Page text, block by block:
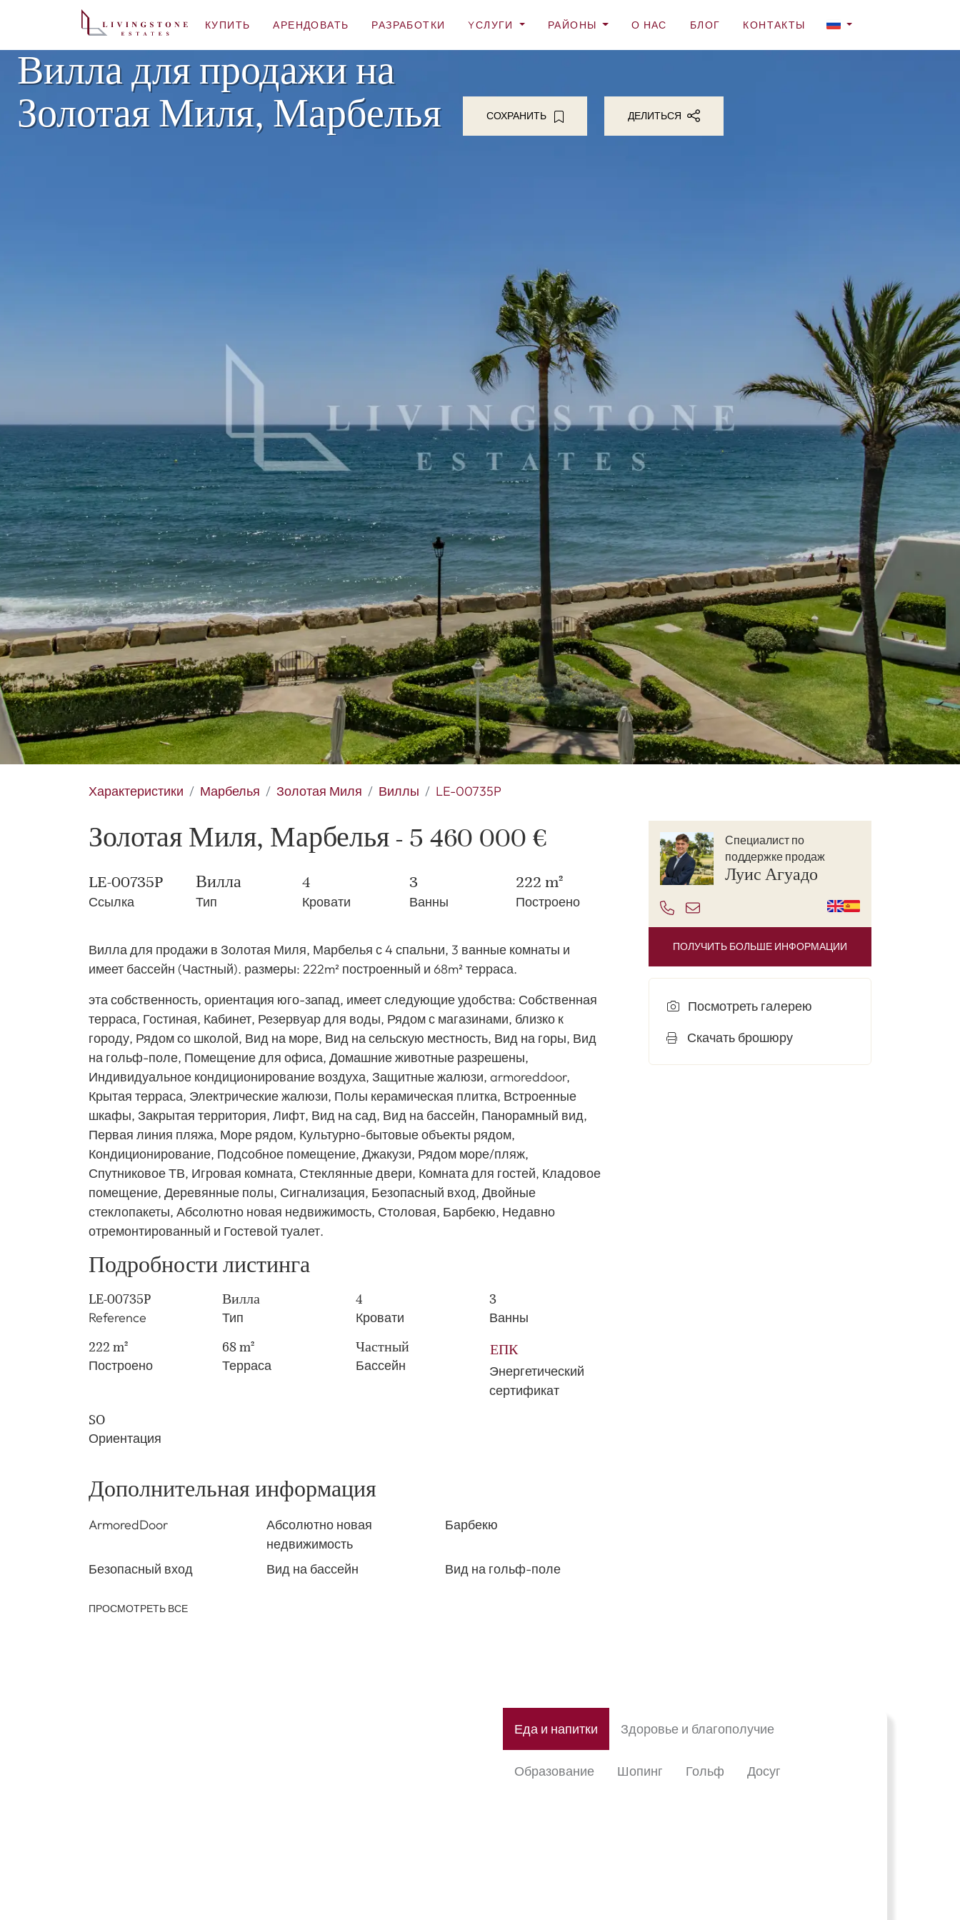
КУПИТЬ АРЕНДОВАТЬ РАЗРАБОТКИ YСЛУГИ РАЙОНЫ О НАС БЛОГ КОНТАКТЫ
Вилла для продажи на
Золотая Миля, Марбелья
СОХРАНИТЬ ДЕЛИТЬСЯ
Характеристики Марбелья Золотая Миля Виллы LE-00735P
Золотая Миля, Марбелья - 5 460 000 €
LE-00735P
Ссылка
Вилла
Тип
4
Кровати
3
Ванны
222 m²
Построено
Вилла для продажи в Золотая Миля, Марбелья с 4 спальни, 3 ванные комнаты и
имеет бассейн (Частный). размеры: 222m² построенный и 68m² терраса.
эта собственность, ориентация юго-запад, имеет следующие удобства: Собственная
терраса, Гостиная, Кабинет, Резервуар для воды, Рядом с магазинами, близко к
городу, Рядом со школой, Вид на море, Вид на сельскую местность, Вид на горы, Вид
на гольф-поле, Помещение для офиса, Домашние животные разрешены,
Индивидуальное кондиционирование воздуха, Защитные жалюзи, armoreddoor,
Крытая терраса, Электрические жалюзи, Полы керамическая плитка, Встроенные
шкафы, Закрытая территория, Лифт, Вид на сад, Вид на бассейн, Панорамный вид,
Первая линия пляжа, Море рядом, Культурно-бытовые объекты рядом,
Кондиционирование, Подсобное помещение, Джакузи, Рядом море/пляж,
Спутниковое ТВ, Игровая комната, Стеклянные двери, Комната для гостей, Кладовое
помещение, Деревянные полы, Сигнализация, Безопасный вход, Двойные
стеклопакеты, Абсолютно новая недвижимость, Столовая, Барбекю, Недавно
отремонтированный и Гостевой туалет.
Подробности листинга
LE-00735P
Reference
Вилла
Тип
4
Кровати
3
Ванны
222 m²
Построено
68 m²
Терраса
Частный
Бассейн
ЕПК
Энергетический
сертификат
SO
Ориентация
Дополнительная информация
ArmoredDoor
Абсолютно новая
недвижимость
Барбекю
Безопасный вход Вид на бассейн Вид на гольф-поле
ПРОСМОТРЕТЬ ВСЕ
Специалист по
поддержке продаж
Луис Агуадо
ПОЛУЧИТЬ БОЛЬШЕ ИНФОРМАЦИИ
Посмотреть галерею
Скачать брошюру
Еда и напитки Здоровье и благополучие
Образование Шопинг Гольф Досуг